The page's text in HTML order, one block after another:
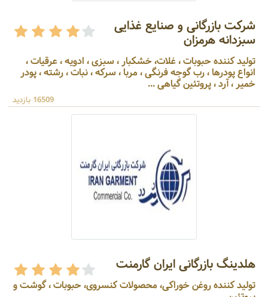
شرکت بازرگانی و صنایع غذایی
سبزدانه هرمزان
تولید کننده حبوبات ، غلات، خشکبار ، سبزی ، ادویه ، عرقیات ،
انواع پودرها ، رب گوجه فرنگی ، مربا ، سرکه ، نبات ، رشته ، پودر
خمیر ، آرد ، پروتئین گیاهی ...
16509 بازدید
هلدینگ بازرگانی ایران گارمنت
تولید کننده روغن خوراکی، محصولات کنسروی، حبوبات ، گوشت و